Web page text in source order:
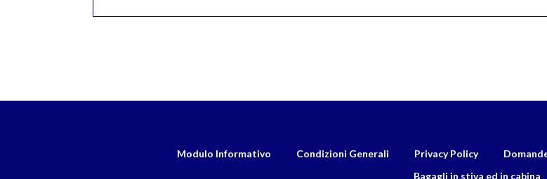
Modulo Informativo Condizioni Generali Privacy Policy
Bagagli in stiva ed in cabina